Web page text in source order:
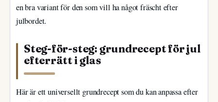
en bra variant för den som vill ha något fräscht efter
julbordet.
Steg-för-steg: grundrecept för jul
efterrätt i glas
Här är ett universellt grundrecept som du kan anpassa efter